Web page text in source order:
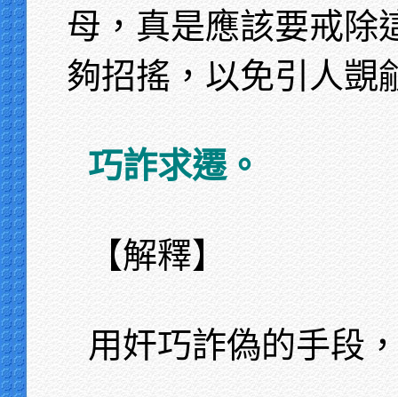
母，真是應該要戒除
夠招搖，以免引人覬
巧詐求遷。
【解釋】
用奸巧詐偽的手段